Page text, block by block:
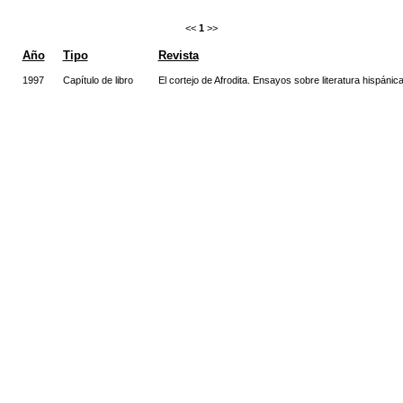
<< 1 >>
Año Tipo Revista
1997 Capítulo de libro El cortejo de Afrodita. Ensayos sobre literatura